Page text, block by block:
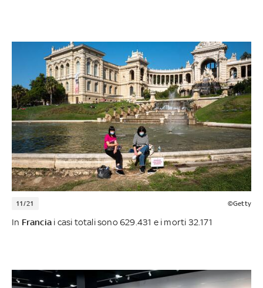
11/21 ©Getty
In Francia i casi totali sono 629.431 e i morti 32.171